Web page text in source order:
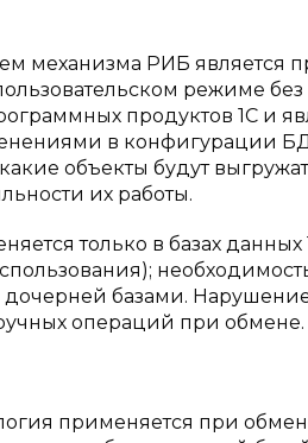
механизма РИБ является
режиме без
продуктов 1С и
в конфигурации
объекты будут
их работы.
только в базах данных
базами.
операций при обмене.
применяется при